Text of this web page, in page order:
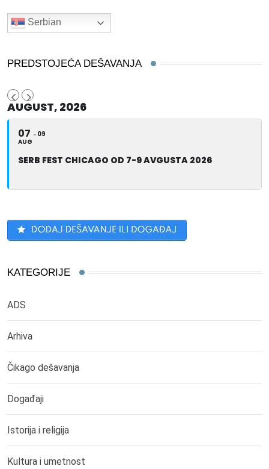
Serbian
PREDSTOJEĆA DEŠAVANJA
AUGUST, 2026
07
AUG
09
SERB FEST CHICAGO OD 7-9 AVGUSTA 2026
KATEGORIJE
ADS
Arhiva
Čikago dešavanja
Događaji
Istorija i religija
Kultura i umetnost